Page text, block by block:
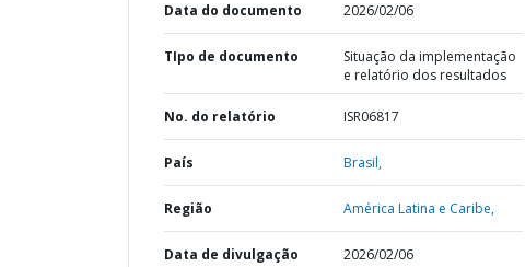
Data do documento 2026/02/06
TIpo de documento
Situação da implementação
e relatório dos resultados
No. do relatório ISR06817
País Brasil,
Região América Latina e Caribe,
Data de divulgação 2026/02/06